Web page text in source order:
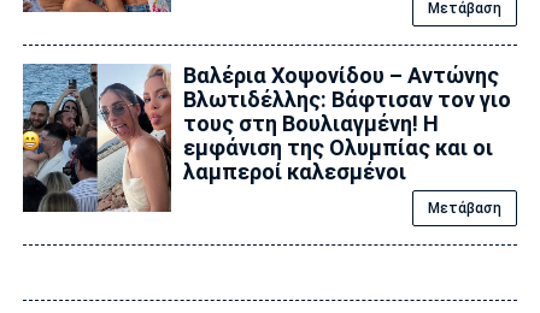
Μετάβαση
Βαλέρια Χοψονίδου – Αντώνης
Βλωτιδέλλης: Βάφτισαν τον γιο
τους στη Βουλιαγμένη! Η
εμφάνιση της Ολυμπίας και οι
λαμπεροί καλεσμένοι
Μετάβαση